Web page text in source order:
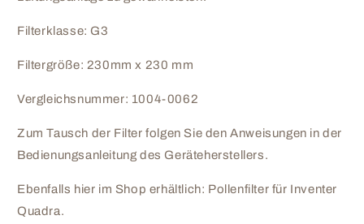
Filterklasse: G3
Filtergröße: 230mm x 230 mm
Vergleichsnummer: 1004-0062
Zum Tausch der Filter folgen Sie den Anweisungen in der
Bedienungsanleitung des Geräteherstellers.
Ebenfalls hier im Shop erhältlich: Pollenfilter für Inventer
Quadra.